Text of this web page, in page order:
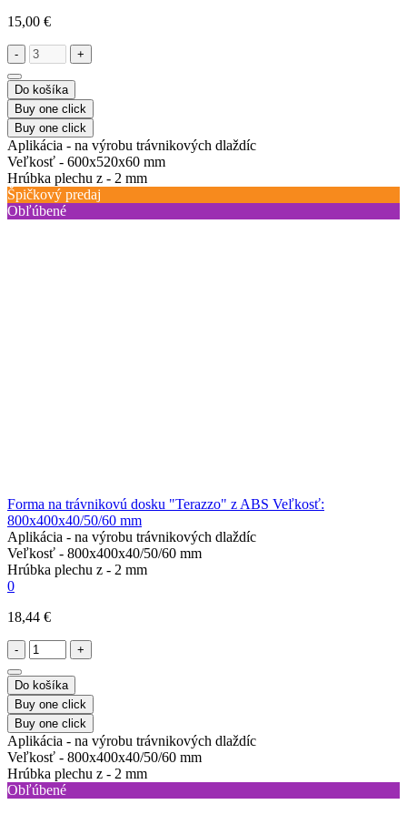
15,00 €
- +
Do košíka
Buy one click
Buy one click
Aplikácia - na výrobu trávnikových dlaždíc
Veľkosť - 600х520х60 mm
Hrúbka plechu z - 2 mm
Špičkový predaj
Obľúbené
Forma na trávnikovú dosku "Terazzo" z ABS Veľkosť:
800х400х40/50/60 mm
Aplikácia - na výrobu trávnikových dlaždíc
Veľkosť - 800х400х40/50/60 mm
Hrúbka plechu z - 2 mm
0
18,44 €
- +
Do košíka
Buy one click
Buy one click
Aplikácia - na výrobu trávnikových dlaždíc
Veľkosť - 800х400х40/50/60 mm
Hrúbka plechu z - 2 mm
Obľúbené